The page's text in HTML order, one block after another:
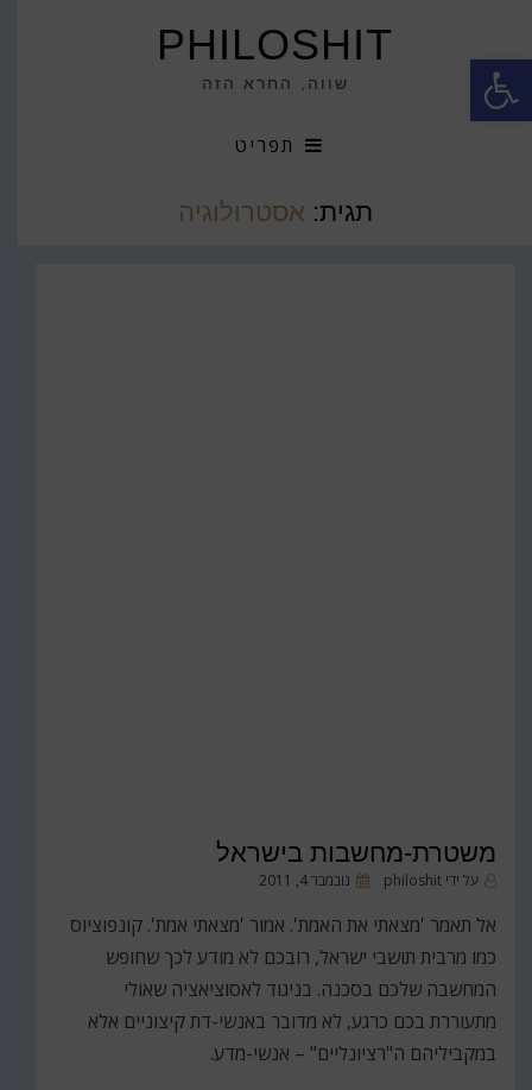
פתח סרגל נגישות PHILOSHIT
שווה, החרא הזה
תפריט
תגית: אסטרולוגיה
משטרת-מחשבות בישראל
על ידי philoshit
פורסםנובמבר 4, 2011
אל תאמר 'מצאתי את האמת'. אמור 'מצאתי אמת'. קונפוציוס
כמו מרבית תושבי ישראל, רובכם לא מודע לכך שחופש
המחשבה שלכם בסכנה. בניגוד לאסוציאציה שאולי
מתעוררת בכם כרגע, לא מדובר באנשי-דת קיצוניים אלא
במקביליהם ה"רציונליים" – אנשי-מדע.